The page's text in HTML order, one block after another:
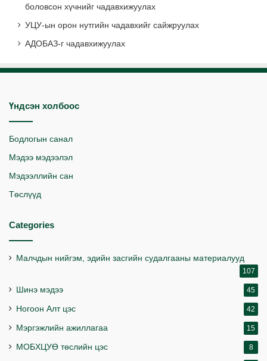
боловсон хүчнийг чадавхижуулах
УЦУ-ын орон нутгийн чадавхийг сайжруулах
АДОБАЗ-г чадавхижуулах
Үндсэн холбоос
Бодлогын санал
Мэдээ мэдээлэл
Мэдээллийн сан
Төслүүд
Categories
Малчдын нийгэм, эдийн засгийн судалгааны материалууд
107
Шинэ мэдээ 45
Ногоон Алт цэс 42
Мэргэжлийн ажиллагаа 15
МОБХЦУӨ төслийн цэс 8